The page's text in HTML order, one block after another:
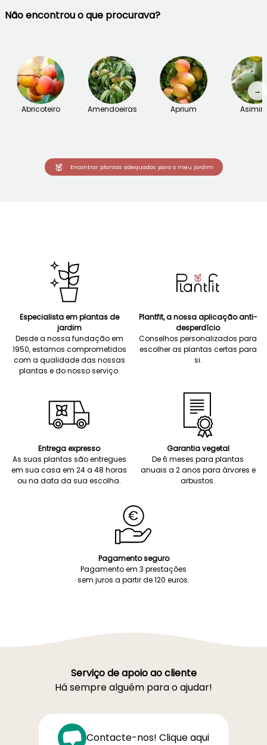
Não encontrou o que procurava?
Abricoteiro Amendoeiras Aprium
→
Encontrar plantas adequadas para o meu jardim
Especialista em plantas de
jardim
Desde a nossa fundação em
1950, estamos comprometidos
com a qualidade das nossas
plantas e do nosso serviço.
Plantfit, a nossa aplicação anti-
desperdício
Conselhos personalizados para
escolher as plantas certas para
si.
Entrega expresso
As suas plantas são entregues
em sua casa em 24 a 48 horas
ou na data da sua escolha.
Garantia vegetal
De 6 meses para plantas
anuais a 2 anos para árvores e
arbustos.
Pagamento seguro
Pagamento em 3 prestações
sem juros a partir de 120 euros.
Serviço de apoio ao cliente
Há sempre alguém para o ajudar!
Contacte-nos! Clique aqui